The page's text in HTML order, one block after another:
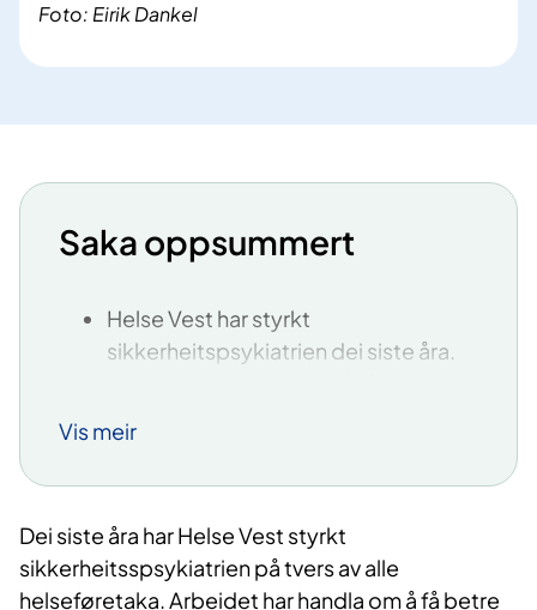
Foto: Eirik Dankel
Saka oppsummert
Helse Vest har styrkt
sikkerheitspsykiatrien dei siste åra.
med meir midlar, auka bemanning og
fleire døgnplassar.
Betre overgangar til kommunane er
eit viktig satsingsområde. Ny
rehabiliteringspost i Helse Bergen og
Vis meir
Dei siste åra har Helse Vest styrkt
sikkerheitsspsykiatrien på tvers av alle
helseføretaka. Arbeidet har handla om å få betre